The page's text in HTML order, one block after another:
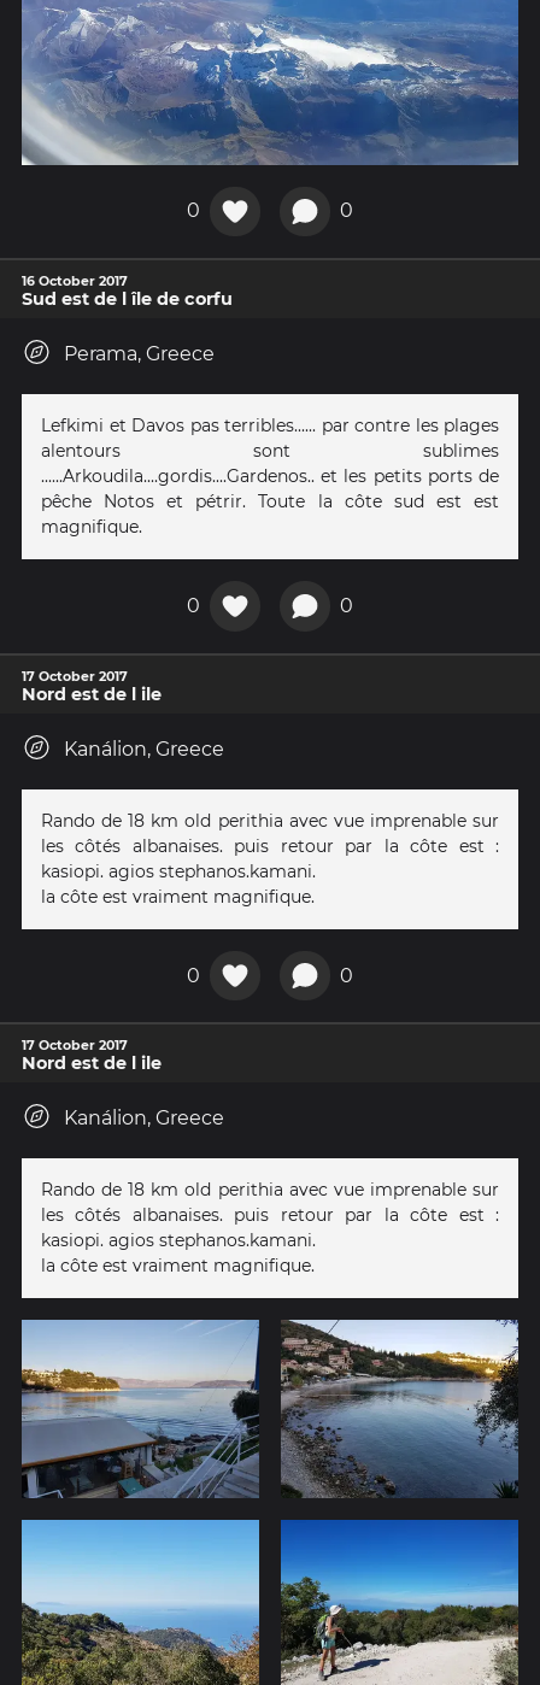
0 0
16 October 2017
Sud est de l île de corfu
Perama, Greece
Lefkimi et Davos pas terribles...... par contre les plages
alentours sont sublimes
......Arkoudila....gordis....Gardenos.. et les petits ports de
pêche Notos et pétrir. Toute la côte sud est est
magnifique.
0 0
17 October 2017
Nord est de l ile
Kanálion, Greece
Rando de 18 km old perithia avec vue imprenable sur
les côtés albanaises. puis retour par la côte est :
kasiopi. agios stephanos.kamani.
la côte est vraiment magnifique.
0 0
17 October 2017
Nord est de l ile
Kanálion, Greece
Rando de 18 km old perithia avec vue imprenable sur
les côtés albanaises. puis retour par la côte est :
kasiopi. agios stephanos.kamani.
la côte est vraiment magnifique.